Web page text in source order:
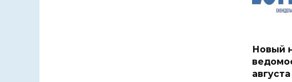
Новый
августа